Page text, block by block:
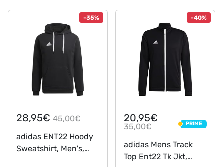
-35%
28,95€ 45,00€
adidas ENT22 Hoody
Sweatshirt, Men's,
-40%
20,95€
35,00€ PRIME
PRIME
adidas Mens Track
Top Ent22 Tk Jkt,